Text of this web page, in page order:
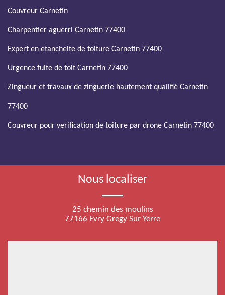
Couvreur Carnetin
Charpentier aguerri Carnetin 77400
Expert en etancheite de toiture Carnetin 77400
Urgence fuite de toit Carnetin 77400
Zingueur et travaux de zinguerie hautement qualifié Carnetin
77400
Couvreur pour verification de toiture par drone Carnetin 77400
Nous localiser
25 chemin des moulins
77166 Evry Gregy Sur Yerre